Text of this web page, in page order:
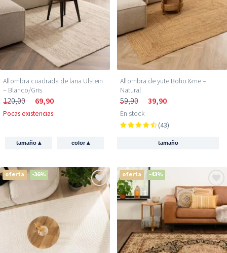
Alfombra cuadrada de lana Ulstein
– Blanco/Gris
120,00 69,90
Pocas existencias
tamaño ▴ color▴
Alfombra de yute Boho &me –
Natural
59,90 39,90
En stock
(43)
tamaño
oferta -36% oferta -43%